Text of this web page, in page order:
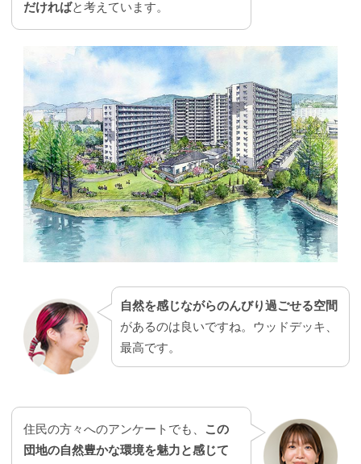
だければと考えています。
自然を感じながらのんびり過ごせる空間
があるのは良いですね。ウッドデッキ、
最高です。
住民の方々へのアンケートでも、 この
団地の自然豊かな環境を魅力と感じて